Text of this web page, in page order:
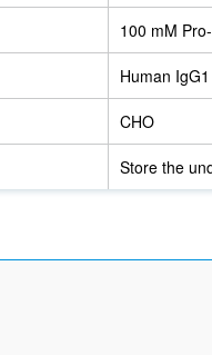
100 mM
Human IgG1
CHO
Store the